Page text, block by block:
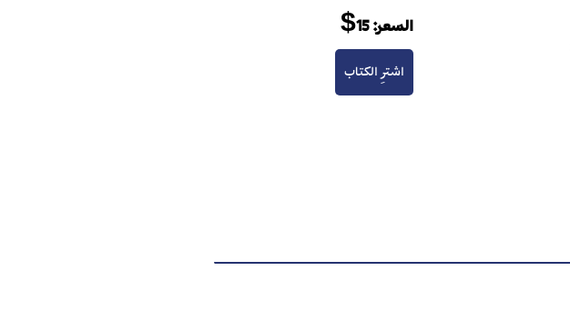
السعر:15$
اشترِ الكتاب